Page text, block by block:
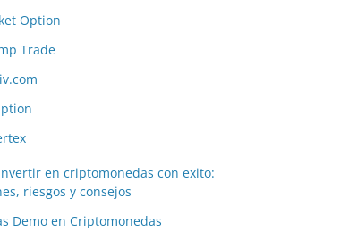
Option
Trade
en criptomonedas con exito:
riesgos y consejos
Demo en Criptomonedas